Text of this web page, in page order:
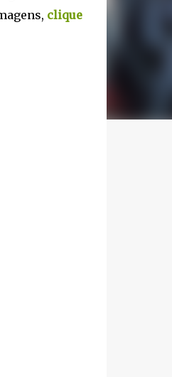
clique